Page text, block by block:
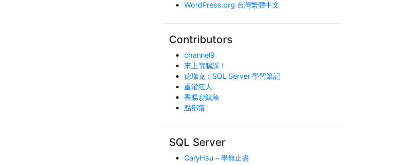
WordPress.org 台灣繁體中文
Contributors
channel9
來上電腦課！
德瑞克：SQL Server 學習筆記
重灌狂人
香腸炒魷魚
點部落
SQL Server
CaryHsu – 學無止盡